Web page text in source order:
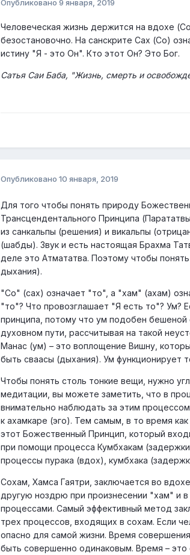
Опубликовано 9 января, 2019
Человеческая жизнь держится на вдохе
безостановочно. На санскрите Сах (Со)
истину "Я - это Он". Кто этот Он? Это Бог.
Сатья Саи Баба, "Жизнь, смерть и
Опубликовано 10 января, 2019
Для того чтобы понять природу
Трансцендентального Принципа
из санкальпы (решения) и викальпы
(шабды). Звук и есть настоящая Брахма
деле это Атмататва. Поэтому чтобы
дыхания).
"Со" (сах) означает "то", а "хам" (ахам)
"то"? Что провозглашает "Я есть то"? Ум?
принципа, потому что ум подобен
духовном пути, рассчитывая на такой
Манас (ум) – это воплощение Вишну,
быть сваасы (дыхания). Ум функционирует
Чтобы понять столь тонкие вещи, нужно
медитации, вы можете заметить, что в
внимательно наблюдать за этим
к ахамкаре (эго). Тем самым, в то время
этот Божественный Принцип, который
при помощи процесса Кумбхакам
процессы пурака (вдох), кумбхака
Сохам, Хамса Гаятри, заключается во
другую ноздрю при произнесении "хам" и
процессами. Самый эффективный метод
трех процессов, входящих в сохам. Если
опасно для самой жизни. Время
быть совершенно одинаковым. Время – это